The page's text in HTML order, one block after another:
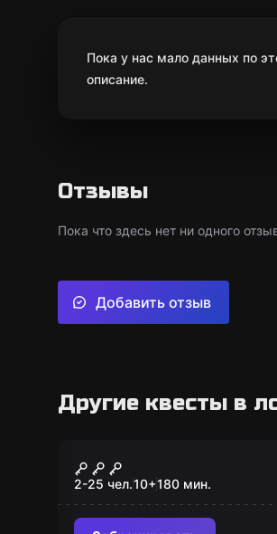
Пока у нас мало данных по
описание.
Отзывы
Пока что здесь нет ни одного
Добавить отзыв
Другие квесты в
Зомби-квест
2-25 чел.10+180 мин.